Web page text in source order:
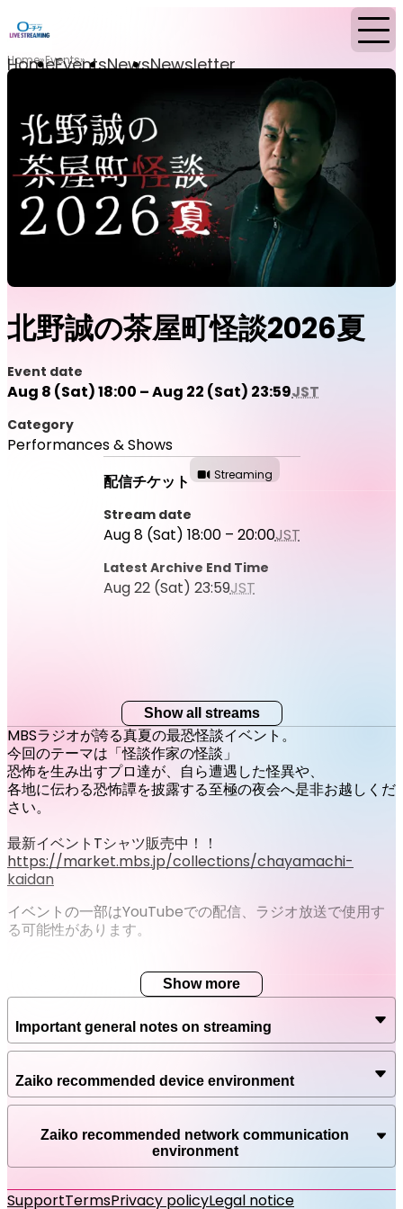
HomeEventsNewsNewsletter
Home Events
北野誠の茶屋町怪談2026夏
Event date
Aug 8 (Sat) 18:00 – Aug 22 (Sat) 23:59JST
Category
Performances & Shows
配信チケット
Streaming
Stream date
Aug 8 (Sat) 18:00 – 20:00JST
Latest Archive End Time
Aug 22 (Sat) 23:59JST
Show all streams
MBSラジオが誇る真夏の最恐怪談イベント。
今回のテーマは「怪談作家の怪談」
恐怖を生み出すプロ達が、自ら遭遇した怪異や、
各地に伝わる恐怖譚を披露する至極の夜会へ是非お越しくだ
さい。
最新イベントTシャツ販売中！！
https://market.mbs.jp/collections/chayamachi-
kaidan
イベントの一部はYouTubeでの配信、ラジオ放送で使用す
る可能性があります。
Show more
Important general notes on streaming
Zaiko recommended device environment
Zaiko recommended network communication
environment
SupportTermsPrivacy policyLegal notice